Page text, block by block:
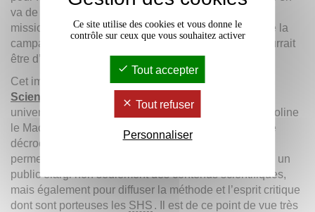
va de notre capacité à déployer les savoirs critiques,
mission dont nous avons beaucoup parlé au cours de la
campagne sans deviner à quel point cet impératif pourrait
être d’actualité.
Cet impératif donne d’autant plus de valeur au
Sciences avec et pour la société
université a obtenu vendredi dernier. Je remercie Caroline
le Mao dont le travail d’ensemblière nous a permis de
décrocher cet appel à projet. Le label
permettra de déployer des dispositifs pour proposer à un
public élargi non seulement des contenus scientifiques,
mais également pour diffuser la méthode et l’esprit critique
dont sont porteuses les SHS . Il est de ce point de vue très
Ce site utilise des cookies et vous donne le
contrôle sur ceux que vous souhaitez activer
Tout accepter
Tout refuser
Personnaliser